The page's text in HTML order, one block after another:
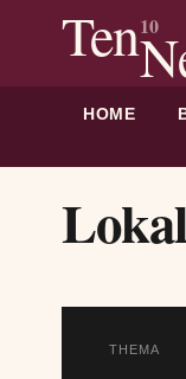
Ten10
HOME
THEMA